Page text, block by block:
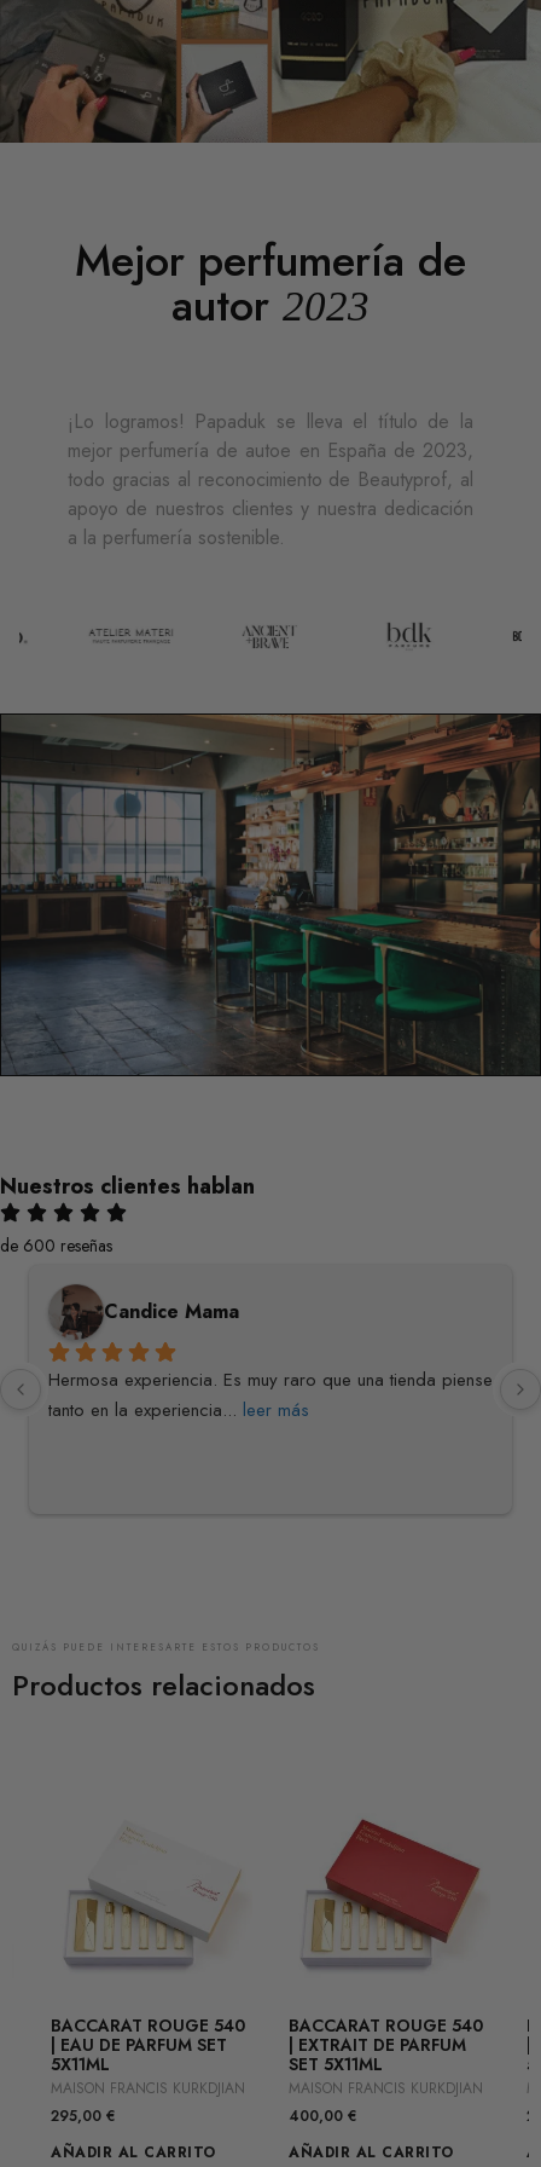
Mejor perfumería de
autor 2023
¡Lo logramos! Papaduk se lleva el título de la
mejor perfumería de autoe en España de 2023,
todo gracias al reconocimiento de Beautyprof, al
apoyo de nuestros clientes y nuestra dedicación
a la perfumería sostenible.
Nuestros clientes hablan
de 600 reseñas
Candice Mama
Hermosa experiencia. Es muy raro que una tienda piense
tanto en la experiencia... leer más
QUIZÁS PUEDE INTERESARTE ESTOS PRODUCTOS
Productos relacionados
BACCARAT ROUGE 540
| EAU DE PARFUM SET
5X11ML
MAISON FRANCIS KURKDJIAN
295,00 €
AÑADIR AL CARRITO
BACCARAT ROUGE 540
| EXTRAIT DE PARFUM
SET 5X11ML
MAISON FRANCIS KURKDJIAN
400,00 €
AÑADIR AL CARRITO
|